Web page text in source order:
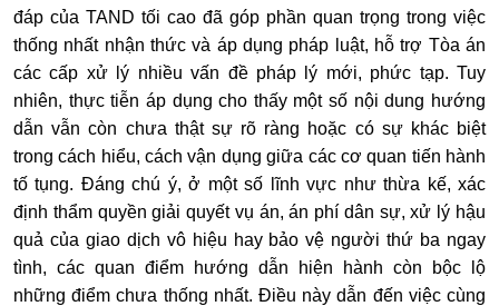
đáp của TAND tối cao đã góp phần quan trọng trong việc
thống nhất nhận thức và áp dụng pháp luật, hỗ trợ Tòa án
các cấp xử lý nhiều vấn đề pháp lý mới, phức tạp. Tuy
nhiên, thực tiễn áp dụng cho thấy một số nội dung hướng
dẫn vẫn còn chưa thật sự rõ ràng hoặc có sự khác biệt
trong cách hiểu, cách vận dụng giữa các cơ quan tiến hành
tố tụng. Đáng chú ý, ở một số lĩnh vực như thừa kế, xác
định thẩm quyền giải quyết vụ án, án phí dân sự, xử lý hậu
quả của giao dịch vô hiệu hay bảo vệ người thứ ba ngay
tình, các quan điểm hướng dẫn hiện hành còn bộc lộ
những điểm chưa thống nhất. Điều này dẫn đến việc cùng